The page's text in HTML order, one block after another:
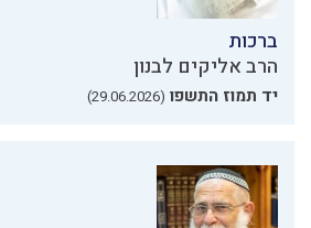
ברכות
הרב אליקים לבנון
יד תמוז התשפו (29.06.2026)